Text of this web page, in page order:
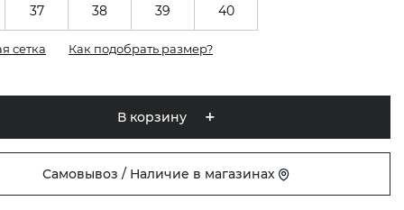
37 38 39 40
сетка Как подобрать размер?
В корзину
Самовывоз / Наличие в магазинах